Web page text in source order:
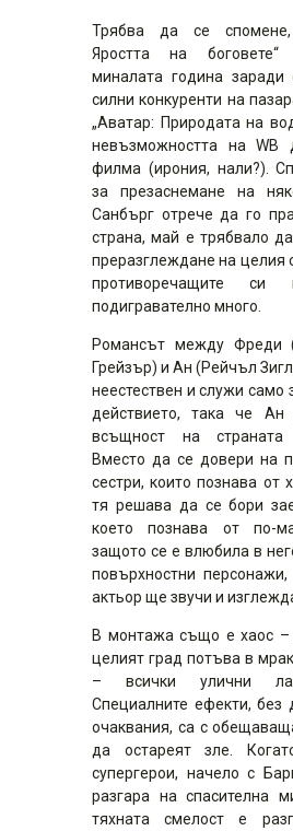
Трябва да се
Яростта на
миналата година заради
силни конкуренти на
„Аватар: Природата на
невъзможността на WB
филма (ирония, нали?).
за презаснемане на
Санбърг отрече да го
страна, май е трябвало
преразглеждане на целия
противоречащите си
подигравателно много.
Романсът между
Грейзър) и Ан (Рейчъл
неестествен и служи само
действието, така че
всъщност на страната
Вместо да се довери на
сестри, които познава от
тя решава да се бори
което познава от по-
защото се е влюбила в
повърхностни
актьор ще звучи и
В монтажа също е хаос
целият град потъва в
– всички улични
Специалните ефекти, без
очаквания, са с
да остареят зле.
супергерои, начело с
разгара на спасителна
тяхната смелост е